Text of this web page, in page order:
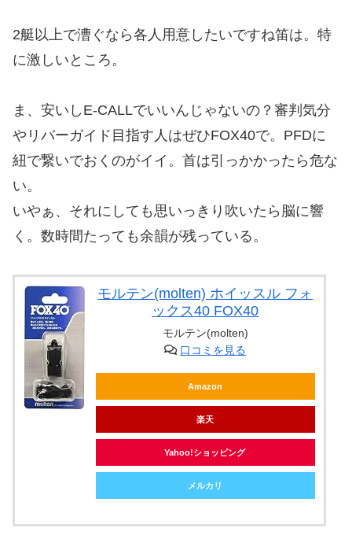
2艇以上で漕ぐなら各人用意したいですね笛は。特
に激しいところ。
ま、安いしE-CALLでいいんじゃないの？審判気分
やリバーガイド目指す人はぜひFOX40で。PFDに
紐で繋いでおくのがイイ。首は引っかかったら危な
い。
いやぁ、それにしても思いっきり吹いたら脳に響
く。数時間たっても余韻が残っている。
モルテン(molten) ホイッスル フォ
ックス40 FOX40
モルテン(molten)
口コミを見る
Amazon
楽天
Yahoo!ショッピング
メルカリ